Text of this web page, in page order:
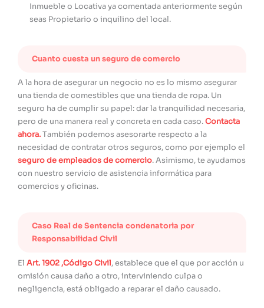
Inmueble o Locativa ya comentada anteriormente según
seas Propietario o inquilino del local.
Cuanto cuesta un seguro de comercio
A la hora de asegurar un negocio no es lo mismo asegurar
una tienda de comestibles que una tienda de ropa. Un
seguro ha de cumplir su papel: dar la tranquilidad necesaria,
pero de una manera real y concreta en cada caso.Contacta
ahora.También podemos asesorarte respecto a la
necesidad de contratar otros seguros, como por ejemplo el
seguro de empleados de comercio. Asimismo, te ayudamos
con nuestro servicio de asistencia informática para
comercios y oficinas.
Caso Real de Sentencia condenatoria por
Responsabilidad Civil
El Art. 1902 ,Código Civil, establece que el que por acción u
omisión causa daño a otro, interviniendo culpa o
negligencia, está obligado a reparar el daño causado.